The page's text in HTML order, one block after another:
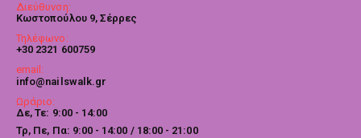
Διεύθυνση:
Κωστοπούλου 9, Σέρρες
Τηλέφωνο:
+30 2321 600759
email:
info@nailswalk.gr
Ωράριο:
Δε, Τε: 9:00 - 14:00
Τρ, Πε, Πα: 9:00 - 14:00 / 18:00 - 21:00